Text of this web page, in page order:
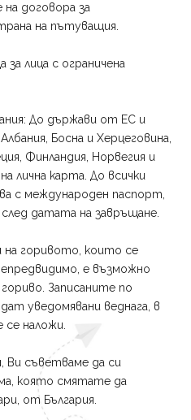
договора за
на пътуващия.
лица с ограничена
До държави от ЕС и
Босна и Херцеговина,
Финландия, Норвегия и
лична карта. До всички
с международен паспорт,
датата на завръщане.
на горивото, които се
е възможно
Записаните по
уведомявани веднага, в
се наложи.
Ви съветваме да си
която смятате да
от България.